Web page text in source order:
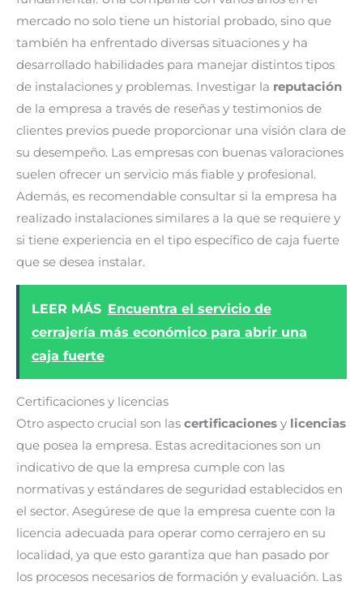
mercado no solo tiene un historial probado, sino que
también ha enfrentado diversas situaciones y ha
desarrollado habilidades para manejar distintos tipos
de instalaciones y problemas. Investigar la reputación
de la empresa a través de reseñas y testimonios de
clientes previos puede proporcionar una visión clara de
su desempeño. Las empresas con buenas valoraciones
suelen ofrecer un servicio más fiable y profesional.
Además, es recomendable consultar si la empresa ha
realizado instalaciones similares a la que se requiere y
si tiene experiencia en el tipo específico de caja fuerte
que se desea instalar.
LEER MÁS Encuentra el servicio de
cerrajería más económico para abrir una
caja fuerte
Certificaciones y licencias
Otro aspecto crucial son las certificaciones y licencias
que posea la empresa. Estas acreditaciones son un
indicativo de que la empresa cumple con las
normativas y estándares de seguridad establecidos en
el sector. Asegúrese de que la empresa cuente con la
licencia adecuada para operar como cerrajero en su
localidad, ya que esto garantiza que han pasado por
los procesos necesarios de formación y evaluación. Las